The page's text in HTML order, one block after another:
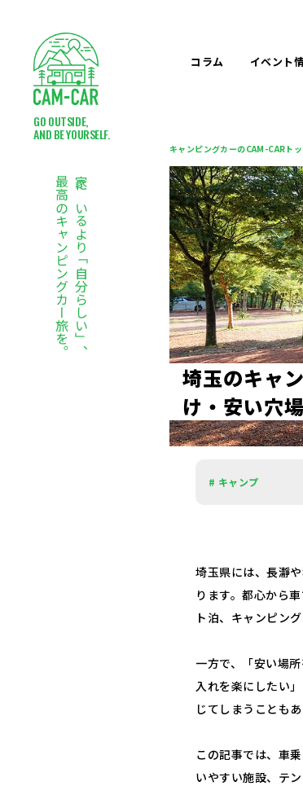
GO OUTSIDE,
AND BE YOURSELF.
家にいるより「自分らしい」、
最高のキャンピングカー旅を。
コラム イベント
キャンピングカーのCAM-CARト
埼玉のキャン
け ・ 安い穴場
# キャンプ
埼玉県には、長瀞
ります。都心から
ト泊、キャンピン
一方で、「安い場
入れを楽にしたい
じてしまうこともあ
この記事では、車
いやすい施設、テ